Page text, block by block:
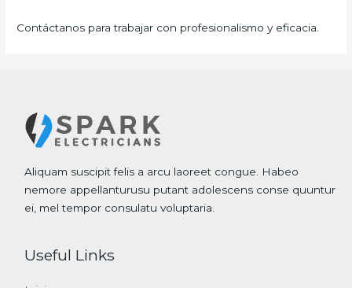
Contáctanos para trabajar con profesionalismo y eficacia.
Aliquam suscipit felis a arcu laoreet congue. Habeo
nemore appellanturusu putant adolescens conse quuntur
ei, mel tempor consulatu voluptaria.
Useful Links